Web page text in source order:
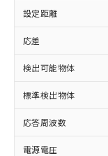
設定距離
応差
検出可能物体
標準検出物体
応答周波数
電源電圧